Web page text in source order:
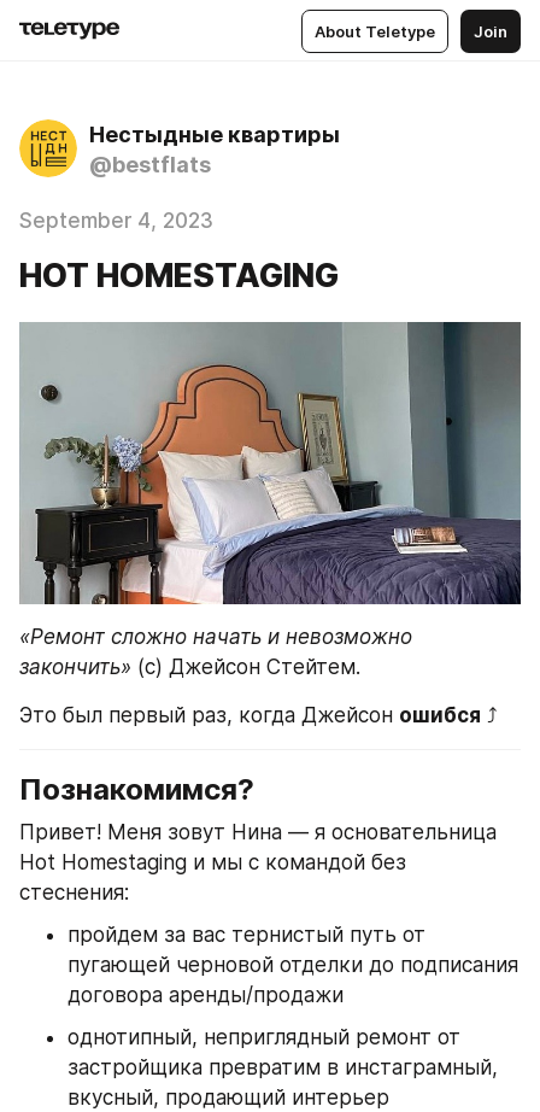
About Teletype Join
Нестыдные квартиры
@bestflats
September 4, 2023
HOT HOMESTAGING
«Ремонт сложно начать и невозможно
закончить» (с) Джейсон Стейтем.
Это был первый раз, когда Джейсон ошибся ⤴️
Познакомимся?
Привет! Меня зовут Нина — я основательница
Hot Homestaging и мы с командой без
стеснения:
пройдем за вас тернистый путь от
пугающей черновой отделки до подписания
договора аренды/продажи
однотипный, неприглядный ремонт от
застройщика превратим в инстаграмный,
вкусный, продающий интерьер